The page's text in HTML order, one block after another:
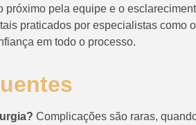
próximo pela equipe e o
praticados por especialistas como
em todo o processo.
Complicações são raras,